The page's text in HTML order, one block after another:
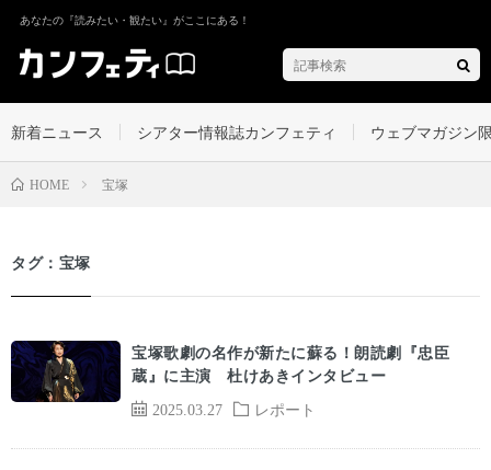
あなたの『読みたい・観たい』がここにある！
新着ニュース シアター情報誌カンフェティ ウェブマガジン
HOME 宝塚
タグ：宝塚
2025.03.27 レポート
宝塚歌劇の名作が新たに蘇る！朗読劇『忠臣
蔵』に主演 杜けあきインタビュー